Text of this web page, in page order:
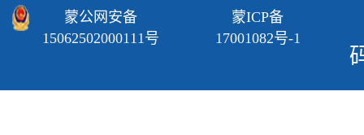
蒙公网安备
15062502000111号
蒙ICP备
17001082号-1